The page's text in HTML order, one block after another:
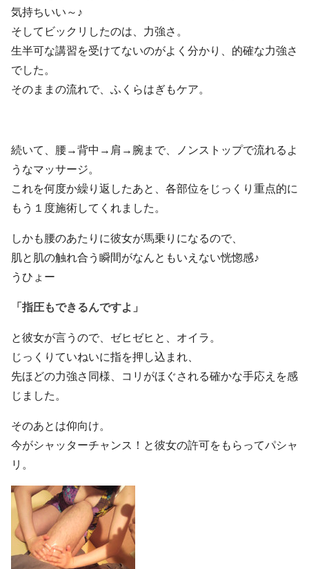
気持ちいい～♪
そしてビックリしたのは、力強さ。
生半可な講習を受けてないのがよく分かり、的確な力強さ
でした。
そのままの流れで、ふくらはぎもケア。
続いて、腰→背中→肩→腕まで、ノンストップで流れるよ
うなマッサージ。
これを何度か繰り返したあと、各部位をじっくり重点的に
もう１度施術してくれました。
しかも腰のあたりに彼女が馬乗りになるので、
肌と肌の触れ合う瞬間がなんともいえない恍惚感♪
うひょー
「指圧もできるんですよ」
と彼女が言うので、ゼヒゼヒと、オイラ。
じっくりていねいに指を押し込まれ、
先ほどの力強さ同様、コリがほぐされる確かな手応えを感
じました。
そのあとは仰向け。
今がシャッターチャンス！と彼女の許可をもらってパシャ
リ。